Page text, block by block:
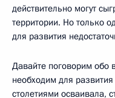
действительно могут
территории. Но только
для развития
Давайте поговорим обо
необходим для
столетиями осваивала,